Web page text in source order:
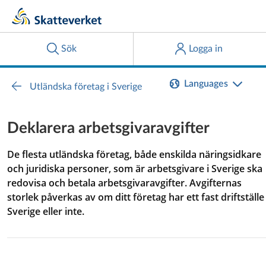
Languages